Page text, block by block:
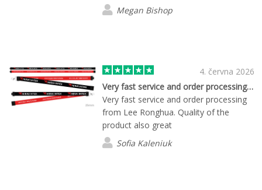
was okay.
Megan Bishop
4. června 2026
Very fast service and order processing…
Very fast service and order processing
from Lee Ronghua. Quality of the
product also great
Sofia Kaleniuk